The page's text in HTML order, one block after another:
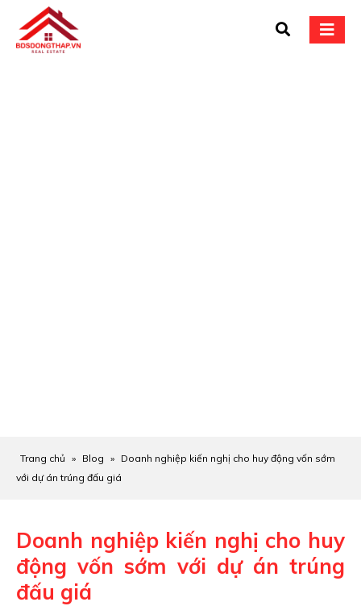
Trang chủ » Blog » Doanh nghiệp kiến nghị cho huy động vốn sớm
với dự án trúng đấu giá
Doanh nghiệp kiến nghị cho huy
động vốn sớm với dự án trúng
đấu giá